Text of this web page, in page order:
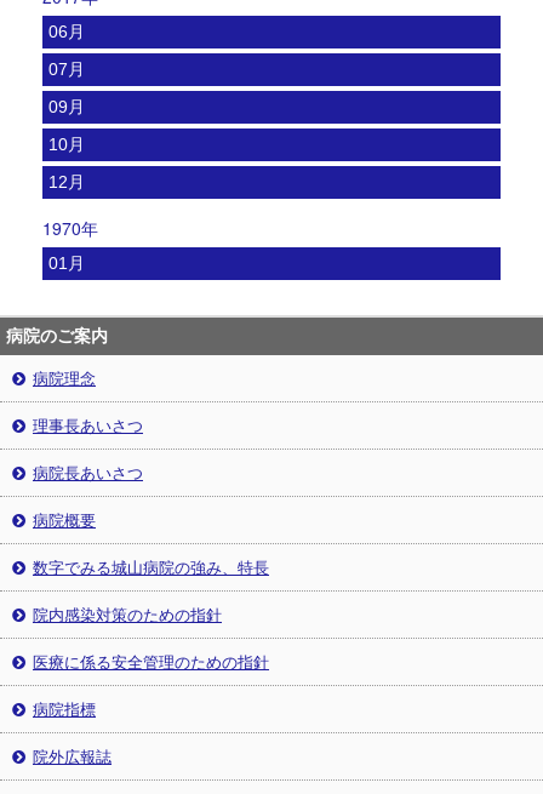
06月
07月
09月
10月
12月
1970年
01月
病院のご案内
病院理念
理事長あいさつ
病院長あいさつ
病院概要
数字でみる城山病院の強み、特長
院内感染対策のための指針
医療に係る安全管理のための指針
病院指標
院外広報誌